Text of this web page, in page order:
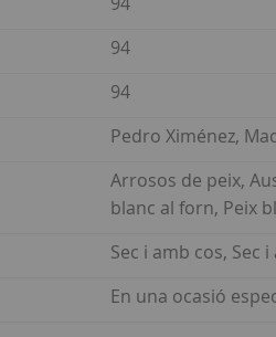
94
94
Pedro Ximénez,
Arrosos de peix,
blanc al forn, Peix
Sec i amb cos, Sec
En una ocasió